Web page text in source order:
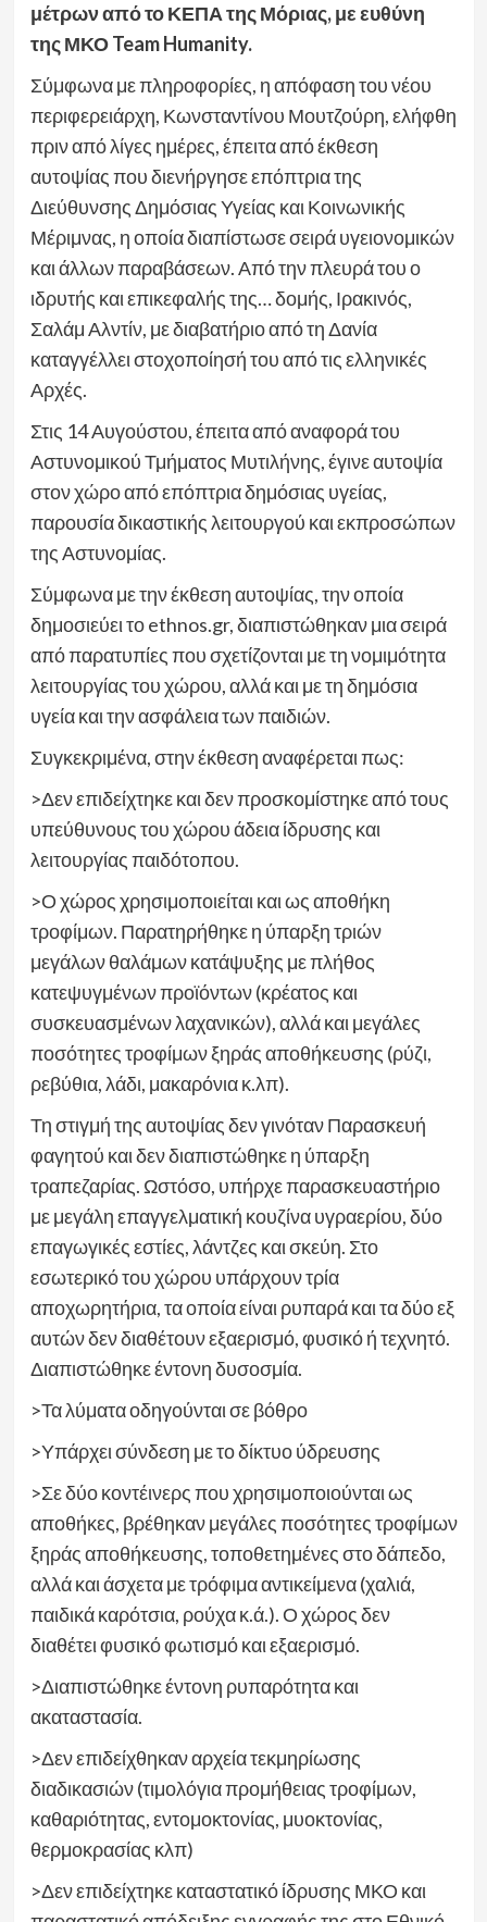
μέτρων από το ΚΕΠΑ της Μόριας, με ευθύνη
της ΜΚΟ Team Humanity.
Σύμφωνα με πληροφορίες, η απόφαση του νέου
περιφερειάρχη, Κωνσταντίνου Μουτζούρη, ελήφθη
πριν από λίγες ημέρες, έπειτα από έκθεση
αυτοψίας που διενήργησε επόπτρια της
Διεύθυνσης Δημόσιας Υγείας και Κοινωνικής
Μέριμνας, η οποία διαπίστωσε σειρά υγειονομικών
και άλλων παραβάσεων. Από την πλευρά του ο
ιδρυτής και επικεφαλής της… δομής, Ιρακινός,
Σαλάμ Αλντίν, με διαβατήριο από τη Δανία
καταγγέλλει στοχοποίησή του από τις ελληνικές
Αρχές.
Στις 14 Αυγούστου, έπειτα από αναφορά του
Αστυνομικού Τμήματος Μυτιλήνης, έγινε αυτοψία
στον χώρο από επόπτρια δημόσιας υγείας,
παρουσία δικαστικής λειτουργού και εκπροσώπων
της Αστυνομίας.
Σύμφωνα με την έκθεση αυτοψίας, την οποία
δημοσιεύει το ethnos.gr, διαπιστώθηκαν μια σειρά
από παρατυπίες που σχετίζονται με τη νομιμότητα
λειτουργίας του χώρου, αλλά και με τη δημόσια
υγεία και την ασφάλεια των παιδιών.
Συγκεκριμένα, στην έκθεση αναφέρεται πως:
>Δεν επιδείχτηκε και δεν προσκομίστηκε από τους
υπεύθυνους του χώρου άδεια ίδρυσης και
λειτουργίας παιδότοπου.
>Ο χώρος χρησιμοποιείται και ως αποθήκη
τροφίμων. Παρατηρήθηκε η ύπαρξη τριών
μεγάλων θαλάμων κατάψυξης με πλήθος
κατεψυγμένων προϊόντων (κρέατος και
συσκευασμένων λαχανικών), αλλά και μεγάλες
ποσότητες τροφίμων ξηράς αποθήκευσης (ρύζι,
ρεβύθια, λάδι, μακαρόνια κ.λπ).
Τη στιγμή της αυτοψίας δεν γινόταν Παρασκευή
φαγητού και δεν διαπιστώθηκε η ύπαρξη
τραπεζαρίας. Ωστόσο, υπήρχε παρασκευαστήριο
με μεγάλη επαγγελματική κουζίνα υγραερίου, δύο
επαγωγικές εστίες, λάντζες και σκεύη. Στο
εσωτερικό του χώρου υπάρχουν τρία
αποχωρητήρια, τα οποία είναι ρυπαρά και τα δύο εξ
αυτών δεν διαθέτουν εξαερισμό, φυσικό ή τεχνητό.
Διαπιστώθηκε έντονη δυσοσμία.
>Τα λύματα οδηγούνται σε βόθρο
>Υπάρχει σύνδεση με το δίκτυο ύδρευσης
>Σε δύο κοντέινερς που χρησιμοποιούνται ως
αποθήκες, βρέθηκαν μεγάλες ποσότητες τροφίμων
ξηράς αποθήκευσης, τοποθετημένες στο δάπεδο,
αλλά και άσχετα με τρόφιμα αντικείμενα (χαλιά,
παιδικά καρότσια, ρούχα κ.ά.). Ο χώρος δεν
διαθέτει φυσικό φωτισμό και εξαερισμό.
>Διαπιστώθηκε έντονη ρυπαρότητα και
ακαταστασία.
>Δεν επιδείχθηκαν αρχεία τεκμηρίωσης
διαδικασιών (τιμολόγια προμήθειας τροφίμων,
καθαριότητας, εντομοκτονίας, μυοκτονίας,
θερμοκρασίας κλπ)
>Δεν επιδείχτηκε καταστατικό ίδρυσης ΜΚΟ και